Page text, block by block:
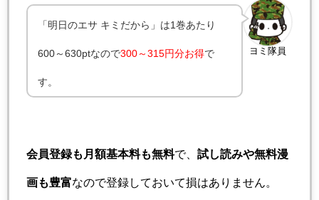
ヨミ隊員
「明日のエサ キミだから」は1巻あたり
600～630ptなので300～315円分お得で
す。
会員登録も月額基本料も無料で、 試し読みや無料漫
画も豊富なので登録しておいて損はありません。